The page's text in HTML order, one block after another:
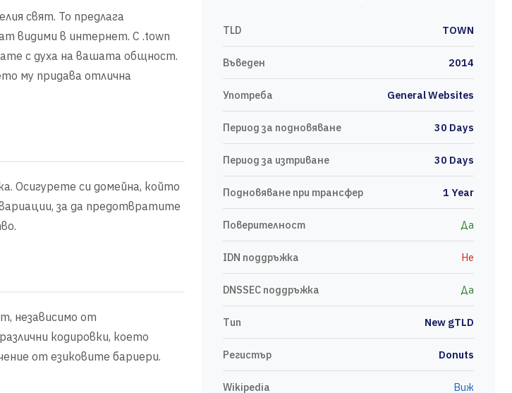
свят. То предлага
видими в интернет. С .town
с духа на вашата общност.
му придава отлична
Осигурете си домейна, който
за да предотвратите
независимо от
кодировки, което
от езиковите бариери.
TLD TOWN
Въведен 2014
Употреба General Websites
Период за подновяване 30 Days
Период за изтриване 30 Days
Подновяване при трансфер 1 Year
Поверителност Да
IDN поддръжка Не
DNSSEC поддръжка Да
Тип New gTLD
Регистър Donuts
Wikipedia Виж